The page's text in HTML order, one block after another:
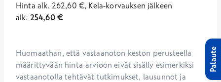
Hinta alk. 262,60 €, Kela-korvauksen jälkeen
alk. 254,60€
Huomaathan, että vastaanoton keston perusteella
määrittyvään hinta-arvioon eivät sisälly esimerkiksi
vastaanotolla tehtävät tutkimukset, lausunnot ja
Palaute